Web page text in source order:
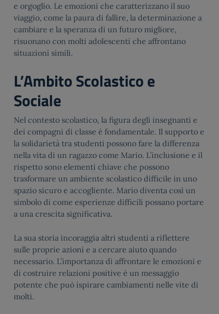
e orgoglio. Le emozioni che caratterizzano il suo
viaggio, come la paura di fallire, la determinazione a
cambiare e la speranza di un futuro migliore,
risuonano con molti adolescenti che affrontano
situazioni simili.
L’Ambito Scolastico e
Sociale
Nel contesto scolastico, la figura degli insegnanti e
dei compagni di classe è fondamentale. Il supporto e
la solidarietà tra studenti possono fare la differenza
nella vita di un ragazzo come Mario. L’inclusione e il
rispetto sono elementi chiave che possono
trasformare un ambiente scolastico difficile in uno
spazio sicuro e accogliente. Mario diventa così un
simbolo di come esperienze difficili possano portare
a una crescita significativa.
La sua storia incoraggia altri studenti a riflettere
sulle proprie azioni e a cercare aiuto quando
necessario. L’importanza di affrontare le emozioni e
di costruire relazioni positive è un messaggio
potente che può ispirare cambiamenti nelle vite di
molti.